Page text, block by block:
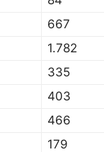
667
1.782
335
403
466
179